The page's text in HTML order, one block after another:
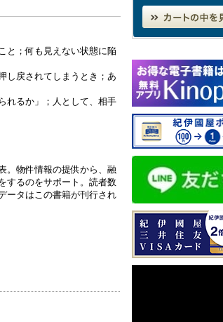
と；何も見えない状態に陥
し戻されてしまうとき；あ
れるか」；人として、相手
。物件情報の提供から、融
するのをサポート。読者数
ータはこの書籍が刊行され